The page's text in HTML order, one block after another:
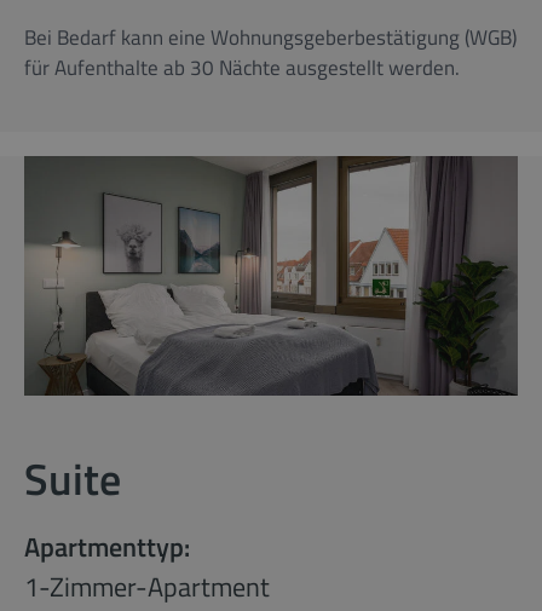
Bei Bedarf kann eine Wohnungsgeberbestätigung (WGB)
für Aufenthalte ab 30 Nächte ausgestellt werden.
Suite
Apartmenttyp:
1-Zimmer-Apartment